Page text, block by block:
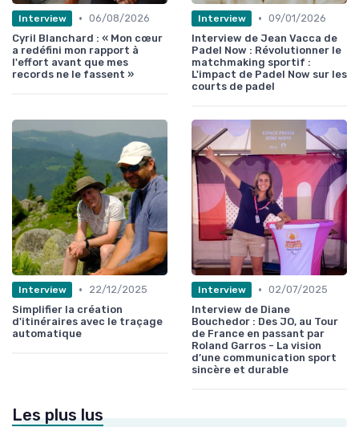
Interview • 06/08/2026
Cyril Blanchard : « Mon cœur
a redéfini mon rapport à
l'effort avant que mes
records ne le fassent »
Interview • 09/01/2026
Interview de Jean Vacca de
Padel Now : Révolutionner le
matchmaking sportif :
L'impact de Padel Now sur les
courts de padel
Interview •
22/12/2025
Simplifier la création
d'itinéraires avec le traçage
automatique
Interview • 02/07/2025
Interview de Diane
Bouchedor : Des JO, au Tour
de France en passant par
Roland Garros - La vision
d’une communication sport
sincère et durable
Les plus lus